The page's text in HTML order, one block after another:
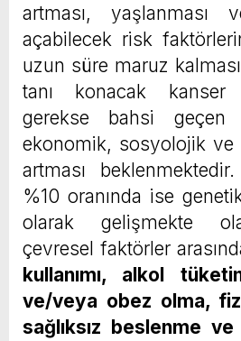
artması, yaşlanması
açabilecek risk
uzun süre maruz
tanı konacak kanser
gerekse bahsi geçen
ekonomik, sosyolojik
artması
%10 oranında ise
olarak gelişmekte
çevresel faktörler
kullanımı, alkol
ve/veya obez olma,
sağlıksız beslenme ve